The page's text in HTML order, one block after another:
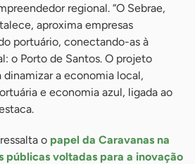
regional. “O Sebrae,
aproxima empresas
portuário, conectando-as à
o Porto de Santos. O projeto
a economia local,
e economia azul, ligada ao
o papel da Caravanas na
públicas voltadas para a inovação